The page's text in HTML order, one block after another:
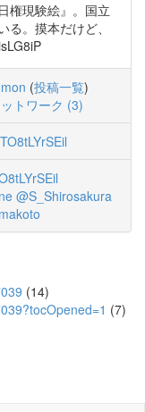
権現験絵』。国立
。摸本だけど、
(投稿一覧)
トワーク (3)
@S_Shirosakura
(14)
(7)